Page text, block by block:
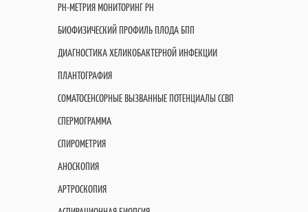
PH-МЕТРИЯ МОНИТОРИНГ PH
БИОФИЗИЧЕСКИЙ ПРОФИЛЬ ПЛОДА БПП
ДИАГНОСТИКА ХЕЛИКОБАКТЕРНОЙ ИНФЕКЦИИ
ПЛАНТОГРАФИЯ
СОМАТОСЕНСОРНЫЕ ВЫЗВАННЫЕ ПОТЕНЦИАЛЫ ССВП
СПЕРМОГРАММА
СПИРОМЕТРИЯ
АНОСКОПИЯ
АРТРОСКОПИЯ